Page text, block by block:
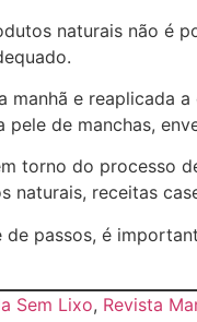
naturais não é
e reaplicada
de manchas,
torno do processo
receitas
passos, é
Sem Lixo, Revista